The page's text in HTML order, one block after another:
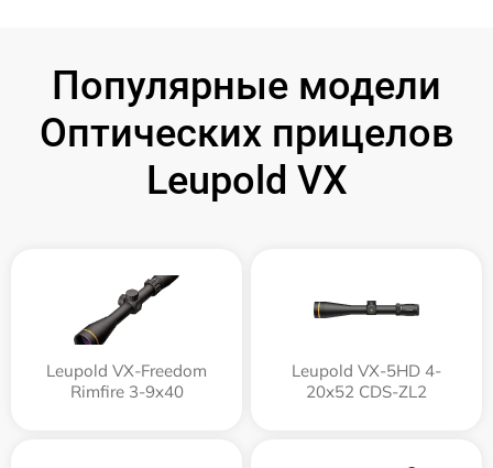
Популярные модели
Оптических прицелов
Leupold VX
Leupold VX-Freedom
Rimfire 3-9x40
Leupold VX-5HD 4-
20x52 CDS-ZL2